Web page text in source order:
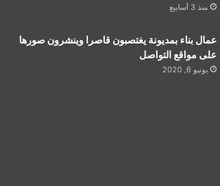
منذ 3 أسابيع
عمال بناء بمديونة يغتصبون قاصرا وينشرون صورها
على مواقع التواصل
يونيو 6, 2020